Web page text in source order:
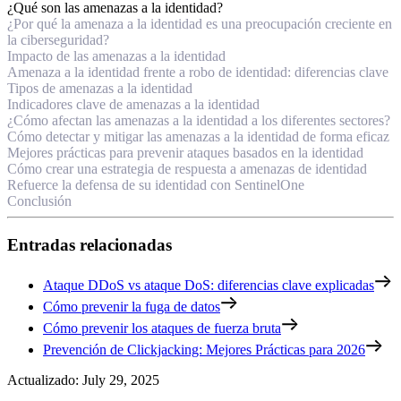
¿Qué son las amenazas a la identidad?
¿Por qué la amenaza a la identidad es una preocupación creciente en
la ciberseguridad?
Impacto de las amenazas a la identidad
Amenaza a la identidad frente a robo de identidad: diferencias clave
Tipos de amenazas a la identidad
Indicadores clave de amenazas a la identidad
¿Cómo afectan las amenazas a la identidad a los diferentes sectores?
Cómo detectar y mitigar las amenazas a la identidad de forma eficaz
Mejores prácticas para prevenir ataques basados en la identidad
Cómo crear una estrategia de respuesta a amenazas de identidad
Refuerce la defensa de su identidad con SentinelOne
Conclusión
Entradas relacionadas
Ataque DDoS vs ataque DoS: diferencias clave explicadas
Cómo prevenir la fuga de datos
Cómo prevenir los ataques de fuerza bruta
Prevención de Clickjacking: Mejores Prácticas para 2026
Actualizado: July 29, 2025